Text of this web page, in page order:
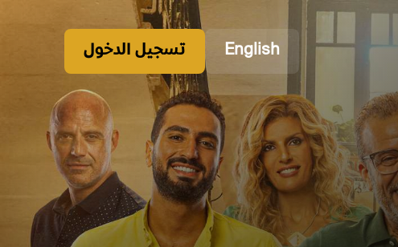
English تسجيل الدخول